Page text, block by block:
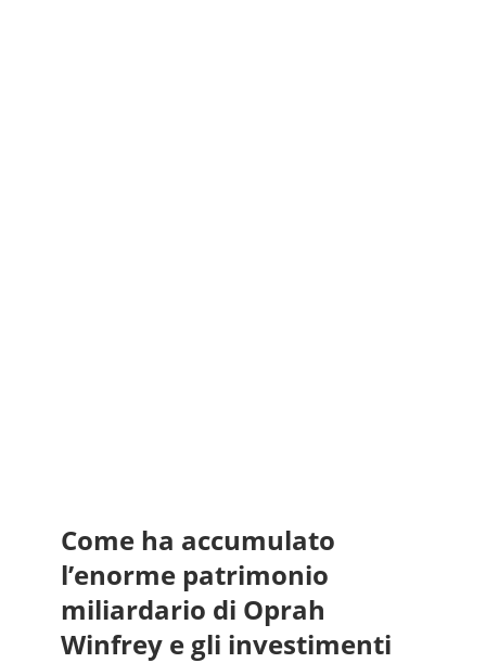
Come ha accumulato
l’enorme patrimonio
miliardario di Oprah
Winfrey e gli investimenti